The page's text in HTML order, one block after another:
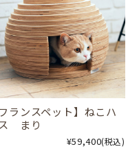
フランスペット】ねこハ
まり
¥59,400(税込)